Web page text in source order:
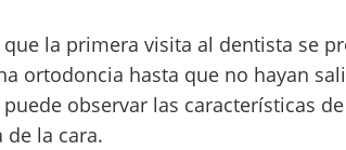
la primera visita al dentista se
ortodoncia hasta que no hayan
observar las características
la cara.